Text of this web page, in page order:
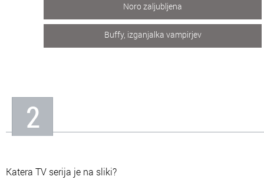
Noro zaljubljena
Buffy, izganjalka vampirjev
2
Katera TV serija je na sliki?